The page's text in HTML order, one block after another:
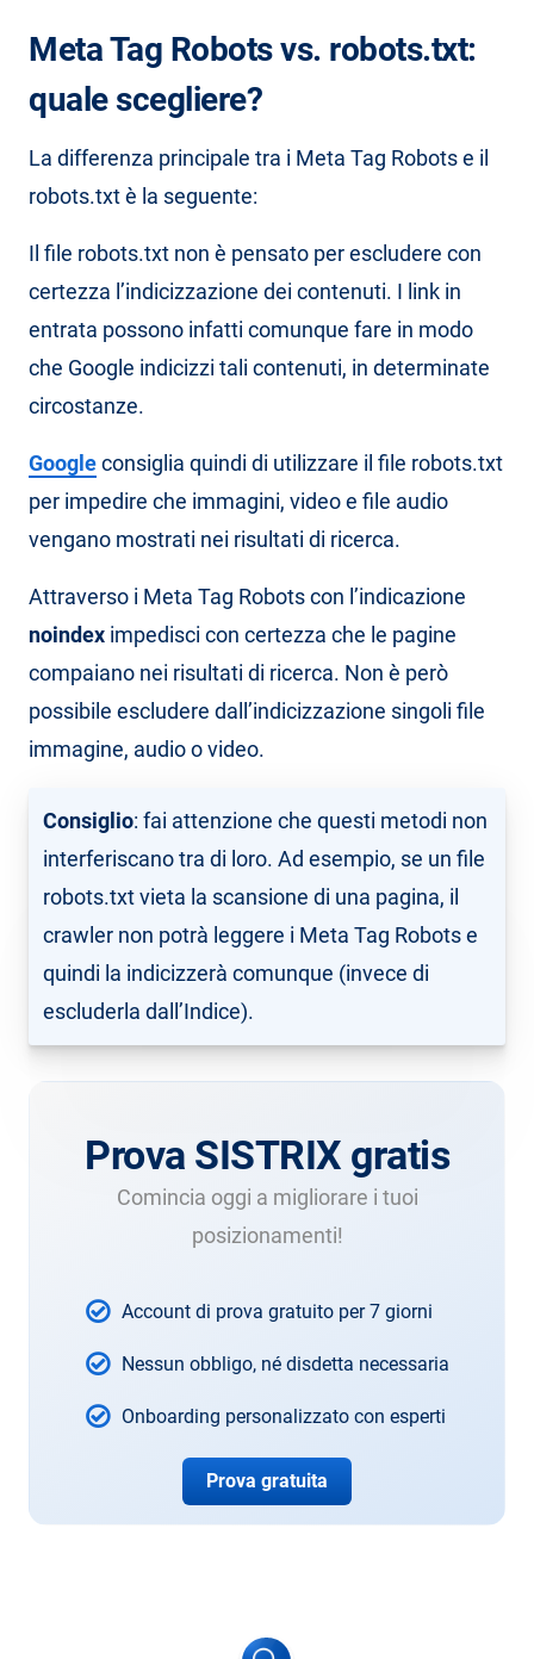
Meta Tag Robots vs. robots.txt:
quale scegliere?
La differenza principale tra i Meta Tag Robots e il
robots.txt è la seguente:
Il file robots.txt non è pensato per escludere con
certezza l’indicizzazione dei contenuti. I link in
entrata possono infatti comunque fare in modo
che Google indicizzi tali contenuti, in determinate
circostanze.
Googleconsiglia quindi di utilizzare il file robots.txt
per impedire che immagini, video e file audio
vengano mostrati nei risultati di ricerca.
Attraverso i Meta Tag Robots con l’indicazione
noindex impedisci con certezza che le pagine
compaiano nei risultati di ricerca. Non è però
possibile escludere dall’indicizzazione singoli file
immagine, audio o video.
Consiglio: fai attenzione che questi metodi non
interferiscano tra di loro. Ad esempio, se un file
robots.txt vieta la scansione di una pagina, il
crawler non potrà leggere i Meta Tag Robots e
quindi la indicizzerà comunque (invece di
escluderla dall’Indice).
Prova SISTRIX gratis
Comincia oggi a migliorare i tuoi
posizionamenti!
Account di prova gratuito per 7 giorni
Nessun obbligo, né disdetta necessaria
Onboarding personalizzato con esperti
Prova gratuita